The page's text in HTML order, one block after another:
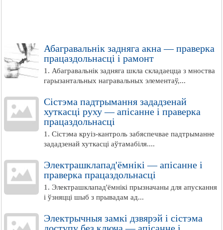
Абагравальнік задняга акна — праверка
працаздольнасці і рамонт
1. Абагравальнік задняга шкла складаецца з мноства
гарызантальных награвальных элементаў,...
Сістэма падтрымання зададзенай
хуткасці руху — апісанне і праверка
працаздольнасці
1. Сістэма круіз-кантроль забяспечвае падтрыманне
зададзенай хуткасці аўтамабіля....
Электрашклапад'ёмнікі — апісанне і
праверка працаздольнасці
1. Электрашклапад'ёмнікі прызначаны для апускання
і ўзняцці шыб з прывадам ад...
Электрычныя замкі дзвярэй і сістэма